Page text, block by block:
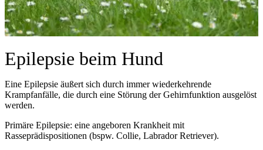
Epilepsie beim Hund
Eine Epilepsie äußert sich durch immer wiederkehrende
Krampfanfälle, die durch eine Störung der Gehirnfunktion ausgelöst
werden.
Primäre Epilepsie: eine angeboren Krankheit mit
Rasseprädispositionen (bspw. Collie, Labrador Retriever).